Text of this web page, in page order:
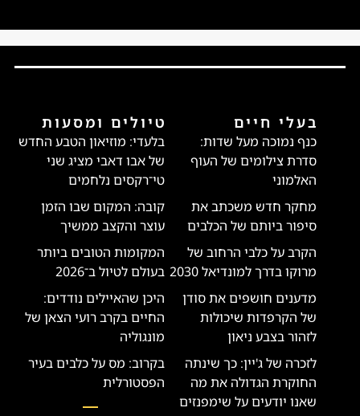
בעלי חיים
כנף נמוכה מעל שדות:
סדרת צילומים של העוף
האלמוני
מחקר חדש משכתב את
סיפור ביותם של הכלבים
הקרב על כלבי הרחוב של
מרוקו בדרך למונדיאל 2030
מדענים חושפים את סודן
של הקרפדות שיכולות
לזהור בצבע ניאון
לזכרה של ג'יין: כך שינתה
החוקרת הגדולה את מה
שאנו יודעים על שימפנזים
טיולים ומסעות
בלעדי: מוזיאון הטבע החדש
של אבו דאבי מציג שני
טי־רקסים נלחמים
קובה: המקום שבו הזמן
עוצר והקצב ממשיך
המקומות הטובים ביותר
בעולם לטיול ב־2026
היכן שהאיילים נודדים:
החיים בקרב רועי הצאן של
מונגוליה
בקרוב: מס על כלבים בעיר
הפסטורלית